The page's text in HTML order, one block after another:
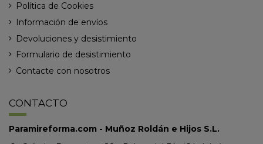
Política de Cookies
Información de envíos
Devoluciones y desistimiento
Formulario de desistimiento
Contacte con nosotros
CONTACTO
Paramireforma.com - Muñoz Roldán e Hijos S.L.